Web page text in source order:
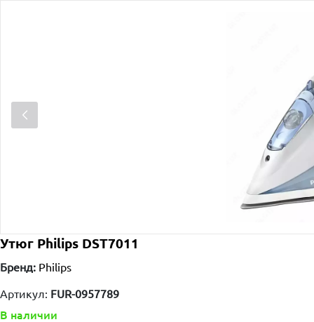
Утюг Philips DST7011
Бренд: Philips
Артикул: FUR-0957789
В наличии